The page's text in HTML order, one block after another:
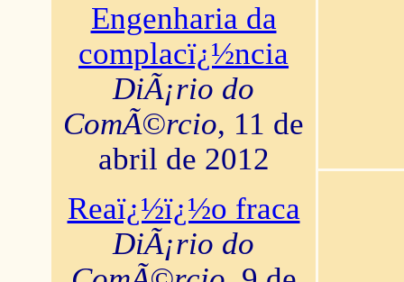
Engenharia da
complacï¿½ncia
DiÃ¡rio do
ComÃ©rcio, 11 de
abril de 2012
Reaï¿½ï¿½o fraca
DiÃ¡rio do